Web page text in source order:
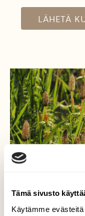
Tämä sivusto
Käytämme
LÄHETÄ